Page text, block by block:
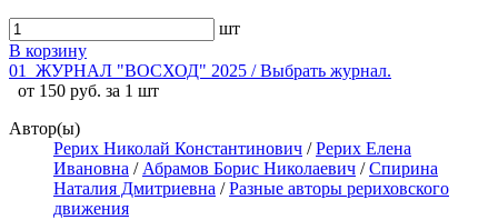
шт
В корзину
01_ЖУРНАЛ "ВОСХОД" 2025 / Выбрать журнал.
от 150 руб. за 1 шт
Автор(ы)
Рерих Николай Константинович /Рерих Елена
Ивановна / Абрамов Борис Николаевич /Спирина
Наталия Дмитриевна /Разные авторы рериховского
движения